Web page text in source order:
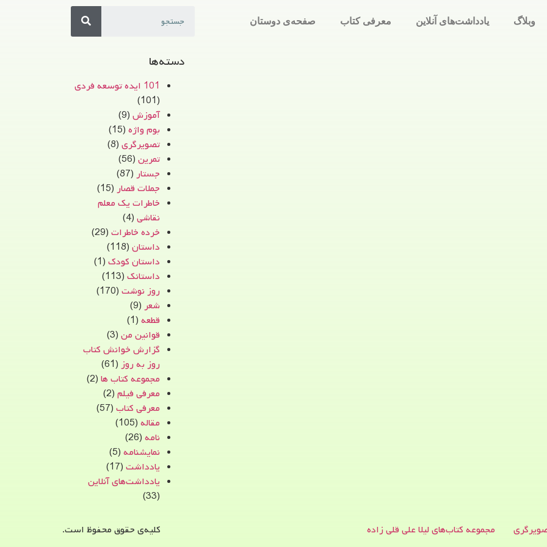
وبلاگ یادداشت‌های آنلاین معرفی کتاب صفحه‌ی دوستان
دسته‌ها
101 ایده توسعه فردی
(101)
آموزش(9)
بوم واژه(15)
تصویرگری(8)
تمرین(56)
جستار(87)
جملات قصار(15)
خاطرات یک معلم
نقاشی(4)
خرده خاطرات(29)
داستان(118)
داستان کودک(1)
داستانک(113)
روز نوشت(170)
شعر(9)
قطعه(1)
قوانین من(3)
گزارش خوانش کتاب
روز به روز(61)
مجموعه کتاب ها(2)
معرفی فیلم(2)
معرفی کتاب(57)
مقاله(105)
نامه(26)
نمایشنامه(5)
یادداشت(17)
یادداشت‌های آنلاین
(33)
مجموعه کتاب‌های لیلا علی قلی زاده کلیه‌ی حقوق محفوظ است.